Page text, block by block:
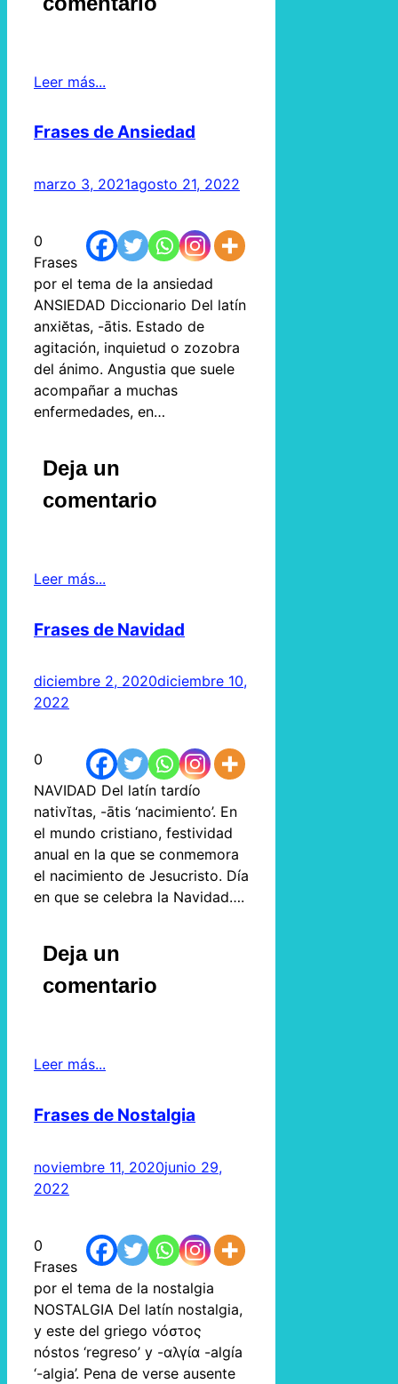
Leer más...
Frases de Ansiedad
marzo 3, 2021agosto 21, 2022
0
Frases
por el tema de la ansiedad
ANSIEDAD Diccionario Del latín
anxiĕtas, -ātis. Estado de
agitación, inquietud o zozobra
del ánimo. Angustia que suele
acompañar a muchas
enfermedades, en…
Deja un
comentario
Leer más...
Frases de Navidad
diciembre 2, 2020diciembre 10,
2022
0
NAVIDAD Del latín tardío
nativĭtas, -ātis ‘nacimiento’. En
el mundo cristiano, festividad
anual en la que se conmemora
el nacimiento de Jesucristo. Día
en que se celebra la Navidad….
Deja un
comentario
Leer más...
Frases de Nostalgia
noviembre 11, 2020junio 29,
2022
0
Frases
por el tema de la nostalgia
NOSTALGIA Del latín nostalgia,
y este del griego νόστος
nóstos ‘regreso’ y -αλγία -algía
‘-algia’. Pena de verse ausente